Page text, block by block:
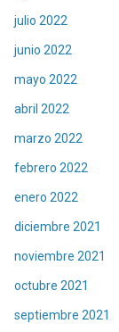
julio 2022
junio 2022
mayo 2022
abril 2022
marzo 2022
febrero 2022
enero 2022
diciembre 2021
noviembre 2021
octubre 2021
septiembre 2021